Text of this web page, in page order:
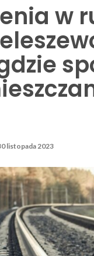
w
listopada 2023